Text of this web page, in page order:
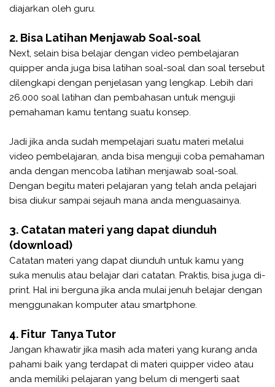
diajarkan oleh guru.
2. Bisa Latihan Menjawab Soal-soal
Next, selain bisa belajar dengan video pembelajaran
quipper anda juga bisa latihan soal-soal dan soal tersebut
dilengkapi dengan penjelasan yang lengkap. Lebih dari
26.000 soal latihan dan pembahasan untuk menguji
pemahaman kamu tentang suatu konsep.
Jadi jika anda sudah mempelajari suatu materi melalui
video pembelajaran, anda bisa menguji coba pemahaman
anda dengan mencoba latihan menjawab soal-soal.
Dengan begitu materi pelajaran yang telah anda pelajari
bisa diukur sampai sejauh mana anda menguasainya.
3. Catatan materi yang dapat diunduh
(download)
Catatan materi yang dapat diunduh untuk kamu yang
suka menulis atau belajar dari catatan. Praktis, bisa juga di-
print. Hal ini berguna jika anda mulai jenuh belajar dengan
menggunakan komputer atau smartphone.
4. Fitur Tanya Tutor
Jangan khawatir jika masih ada materi yang kurang anda
pahami baik yang terdapat di materi quipper video atau
anda memiliki pelajaran yang belum di mengerti saat